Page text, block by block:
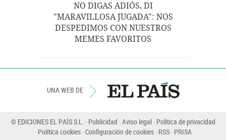
NO DIGAS ADIÓS, DI
"MARAVILLOSA JUGADA": NOS
DESPEDIMOS CON NUESTROS
MEMES FAVORITOS
UNA WEB DE
© EDICIONES EL PAÍS S.L. Publicidad Aviso legal Política de privacidad
Política cookies Configuración de cookies RSS PRISA